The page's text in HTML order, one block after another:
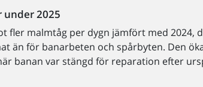
2025
fler malmtåg per dygn jämfört med 2024,
än för banarbeten och spårbyten. Den
banan var stängd för reparation efter